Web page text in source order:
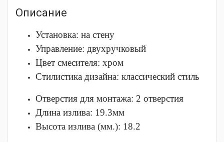
Описание
Установка: на стену
Управление: двухручковый
Цвет смесителя: хром
Стилистика дизайна: классический стиль
Отверстия для монтажа: 2 отверстия
Длина излива: 19.3мм
Высота излива (мм.): 18.2